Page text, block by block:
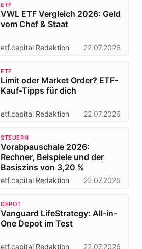
ETF
VWL ETF Vergleich 2026: Geld
vom Chef & Staat
etf.capital Redaktion 22.07.2026
ETF
Limit oder Market Order? ETF-
Kauf-Tipps für dich
etf.capital Redaktion 22.07.2026
STEUERN
Vorabpauschale 2026:
Rechner, Beispiele und der
Basiszins von 3,20 %
etf.capital Redaktion 22.07.2026
DEPOT
Vanguard LifeStrategy: All-in-
One Depot im Test
etf.capital Redaktion 22.07.2026